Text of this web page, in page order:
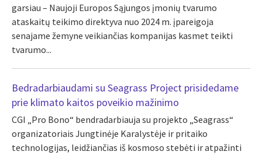
garsiau – Naujoji Europos Sąjungos įmonių tvarumo
ataskaitų teikimo direktyva nuo 2024 m. įpareigoja
senajame žemyne veikiančias kompanijas kasmet teikti
tvarumo...
Bedradarbiaudami su Seagrass Project prisidedame
prie klimato kaitos poveikio mažinimo
CGI „Pro Bono“ bendradarbiauja su projekto „Seagrass“
organizatoriais Jungtinėje Karalystėje ir pritaiko
technologijas, leidžiančias iš kosmoso stebėti ir atpažinti